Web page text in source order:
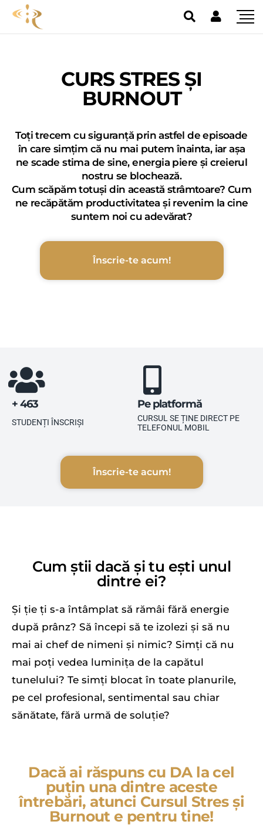
CURS STRES ȘI
BURNOUT
Toți trecem cu siguranță prin astfel de episoade
în care simțim că nu mai putem înainta, iar așa
ne scade stima de sine, energia piere și creierul
nostru se blochează.
Cum scăpăm totuși din această strâmtoare? Cum
ne recăpătăm productivitatea și revenim la cine
suntem noi cu adevărat?
Înscrie-te acum!
+ 463
STUDENȚI ÎNSCRIȘI
Pe platformă
CURSUL SE ȚINE DIRECT PE
TELEFONUL MOBIL
Înscrie-te acum!
Cum știi dacă și tu ești unul
dintre ei?
Și ție ți s-a întâmplat să rămâi fără energie
după prânz? Să începi să te izolezi și să nu
mai ai chef de nimeni și nimic? Simți că nu
mai poți vedea luminița de la capătul
tunelului? Te simți blocat în toate planurile,
pe cel profesional, sentimental sau chiar
sănătate, fără urmă de soluție?
Dacă ai răspuns cu DA la cel
puțin una dintre aceste
întrebări, atunci Cursul Stres și
Burnout e pentru tine!